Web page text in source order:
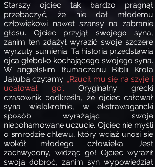
Starszy ojciec tak bardzo pragnął
przebaczyć, że nie dał młodemu
człowiekowi nawet szansy na zabranie
głosu. Ojciec przyjął swojego syna,
zanim ten zdążył wyrazić swoje szczere
wyrzuty sumienia. Ta historia przedstawia
ojca głęboko kochającego swojego syna.
W angielskim tłumaczeniu Biblii Króla
Jakuba czytamy: „Rzucił mu się na szyję i
ucałował go”. Oryginalny grecki
czasownik podkreśla, że ojciec całował
syna wielokrotnie, w ekstrawagancki
sposób wyrażając swoje
niepohamowane uczucie. Ojciec nie myśli
o smrodzie chlewu, który wciąż unosi się
wokół młodego człowieka. Jest
zachwycony, widząc go! Ojciec wyraził
swoją dobroć, zanim syn wypowiedział